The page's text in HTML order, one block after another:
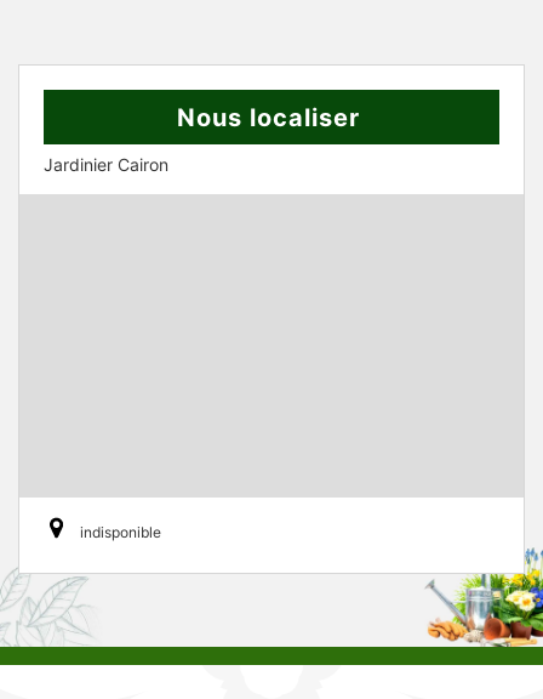
Nous localiser
Jardinier Cairon
indisponible